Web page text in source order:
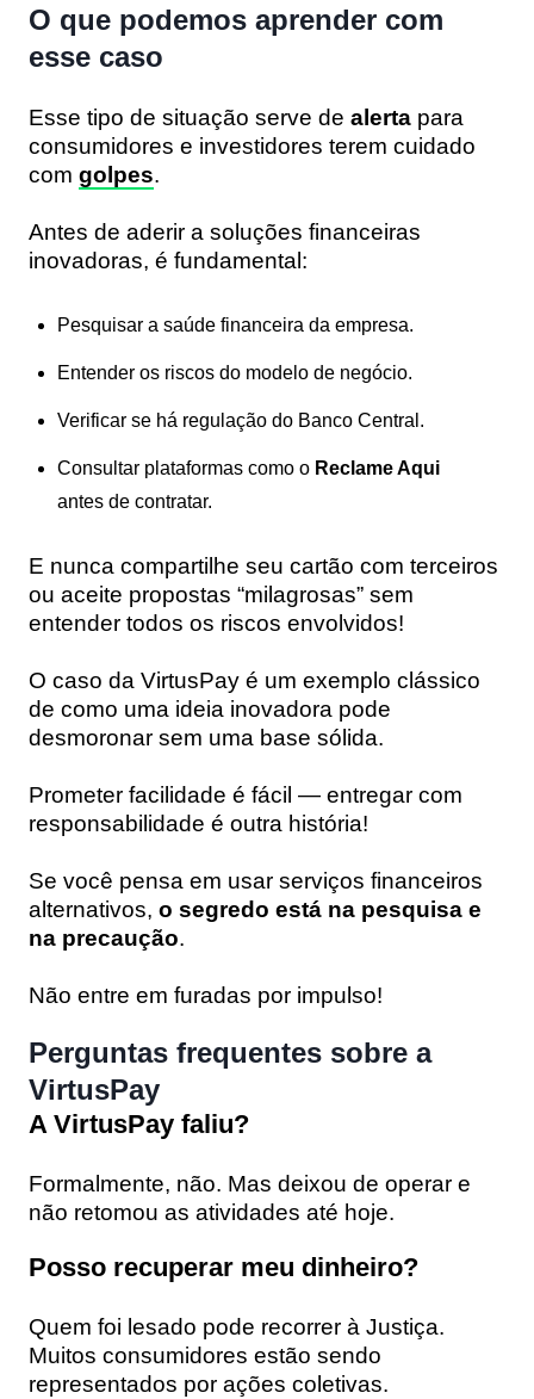
O que podemos aprender com
esse caso
Esse tipo de situação serve de alerta para
consumidores e investidores terem cuidado
com golpes.
Antes de aderir a soluções financeiras
inovadoras, é fundamental:
Pesquisar a saúde financeira da empresa.
Entender os riscos do modelo de negócio.
Verificar se há regulação do Banco Central.
Consultar plataformas como o Reclame Aqui
antes de contratar.
E nunca compartilhe seu cartão com terceiros
ou aceite propostas “milagrosas” sem
entender todos os riscos envolvidos!
O caso da VirtusPay é um exemplo clássico
de como uma ideia inovadora pode
desmoronar sem uma base sólida.
Prometer facilidade é fácil — entregar com
responsabilidade é outra história!
Se você pensa em usar serviços financeiros
alternativos, o segredo está na pesquisa e
na precaução.
Não entre em furadas por impulso!
Perguntas frequentes sobre a
VirtusPay
A VirtusPay faliu?
Formalmente, não. Mas deixou de operar e
não retomou as atividades até hoje.
Posso recuperar meu dinheiro?
Quem foi lesado pode recorrer à Justiça.
Muitos consumidores estão sendo
representados por ações coletivas.